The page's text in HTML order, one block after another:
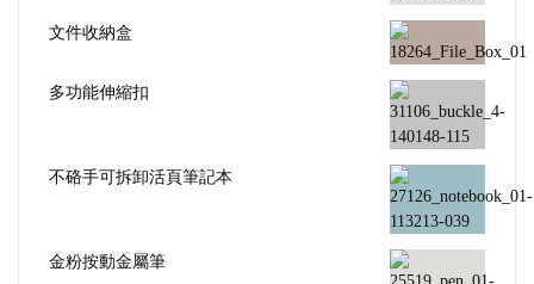
文件收納盒
多功能伸縮扣
不硌手可拆卸活頁筆記本
金粉按動金屬筆